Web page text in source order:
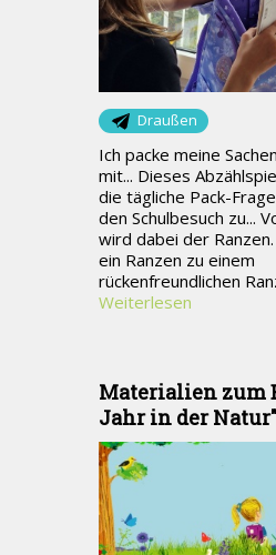
Draußen
Ich packe meine
mit... Dieses
die tägliche Pack-
den Schulbesuch zu...
wird dabei der
ein Ranzen zu einem
rückenfreundlichen
Weiterlesen
Materialien zum
Jahr in der Natur"